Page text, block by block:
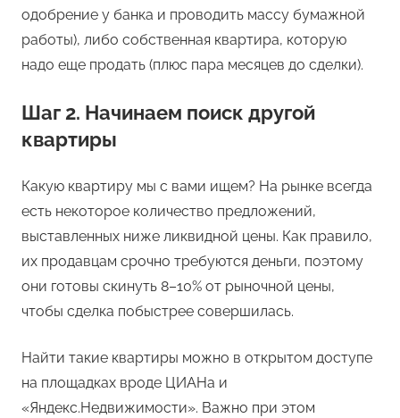
одобрение у банка и проводить массу бумажной
работы), либо собственная квартира, которую
надо еще продать (плюс пара месяцев до сделки).
Шаг 2. Начинаем поиск другой
квартиры
Какую квартиру мы с вами ищем? На рынке всегда
есть некоторое количество предложений,
выставленных ниже ликвидной цены. Как правило,
их продавцам срочно требуются деньги, поэтому
они готовы скинуть 8–10% от рыночной цены,
чтобы сделка побыстрее совершилась.
Найти такие квартиры можно в открытом доступе
на площадках вроде ЦИАНа и
«Яндекс.Недвижимости». Важно при этом